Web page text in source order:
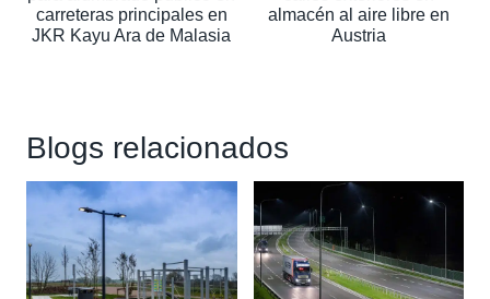
carreteras principales en
JKR Kayu Ara de Malasia
almacén al aire libre en
Austria
Blogs relacionados